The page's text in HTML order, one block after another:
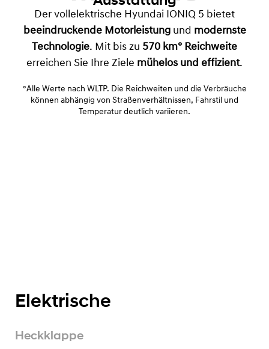
Der vollelektrische Hyundai IONIQ 5 bietet
beeindruckende Motorleistungund modernste
Technologie. Mit bis zu 570 km° Reichweite
erreichen Sie Ihre Ziele mühelos und effizient.
°Alle Werte nach WLTP. Die Reichweiten und die Verbräuche
können abhängig von Straßenverhältnissen, Fahrstil und
Temperatur deutlich variieren.
Elektrische
Heckklappe